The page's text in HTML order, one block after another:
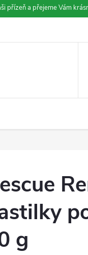
přízeň a přejeme Vám
g